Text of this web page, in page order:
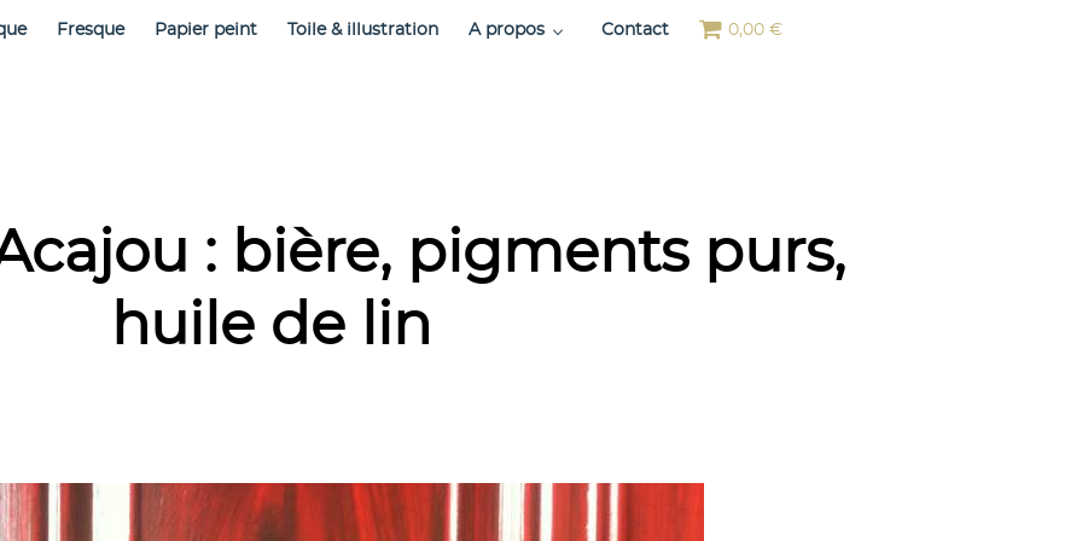
Fresque Papier peint Toile & illustration A propos Contact 0,00 €
: bière, pigments purs,
huile de lin